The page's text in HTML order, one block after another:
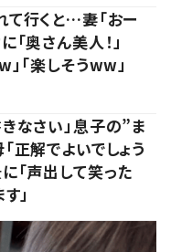
行くと…妻「おー
奥さん美人！」
「楽しそうww」
なさい」息子の”ま
解でよいでしょう
「声出して笑った
」